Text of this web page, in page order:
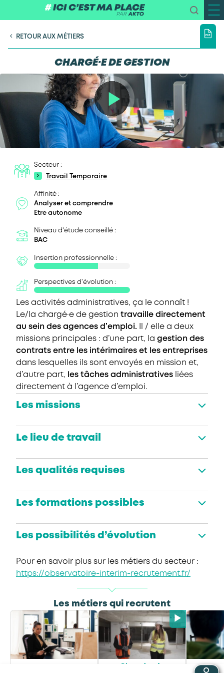
RETOUR AUX MÉTIERS
CHARGÉ·E DE GESTION
Secteur :
Travail Temporaire
Affinité :
Analyser et comprendre
Etre autonome
Niveau d'étude conseillé :
BAC
Insertion professionnelle :
Perspectives d’évolution :
Les activités administratives, ça le connaît !
Le/la chargé·e de gestion travaille directement
au sein des agences d’emploi. Il / elle a deux
missions principales : d’une part, la gestion des
contrats entre les intérimaires et les entreprises
dans lesquelles ils sont envoyés en mission et,
d’autre part, les tâches administratives liées
directement à l’agence d’emploi.
Les missions
Le lieu de travail
Les qualités requises
Les formations possibles
Les possibilités d’évolution
Pour en savoir plus sur les métiers du secteur :
https://observatoire-interim-recrutement.fr/
Les métiers qui recrutent